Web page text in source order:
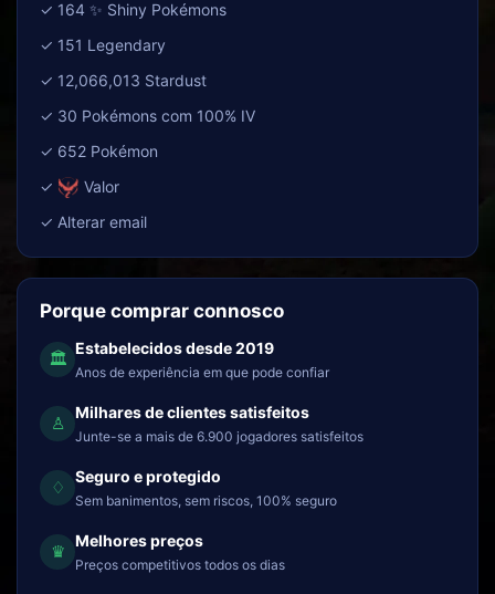
✓ 164 ✨ Shiny Pokémons
✓ 151 Legendary
✓ 12,066,013 Stardust
✓ 30 Pokémons com 100% IV
✓ 652 Pokémon
✓
Valor
✓ Alterar email
Porque comprar connosco
🏛
Estabelecidos desde 2019
Anos de experiência em que pode confiar
♙
Milhares de clientes satisfeitos
Junte-se a mais de 6.900 jogadores satisfeitos
♢
Seguro e protegido
Sem banimentos, sem riscos, 100% seguro
♛
Melhores preços
Preços competitivos todos os dias